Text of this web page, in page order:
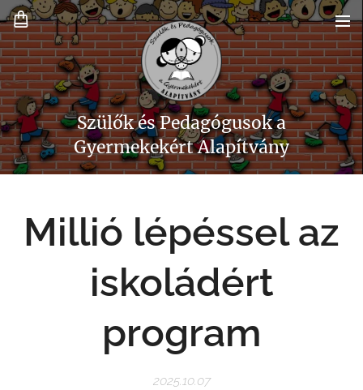
Szülők és Pedagógusok a
Gyermekekért Alapítvány
Millió lépéssel az
iskoládért
program
2025.10.07